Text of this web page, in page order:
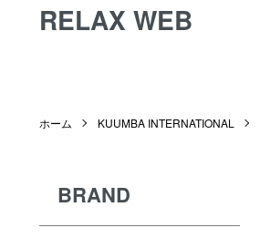
RELAX WEB
ホーム KUUMBA INTERNATIONAL
BRAND